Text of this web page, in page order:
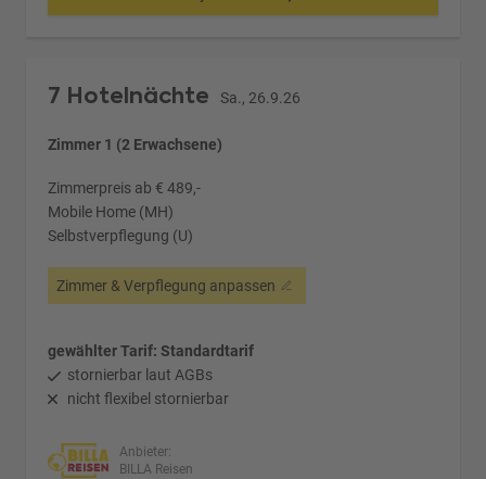
7 Hotelnächte Sa., 26.9.26
Zimmer 1 (2 Erwachsene)
Zimmerpreis ab € 489,-
Mobile Home (MH)
Selbstverpflegung (U)
Zimmer & Verpflegung anpassen
gewählter Tarif: Standardtarif
stornierbar laut AGBs
nicht flexibel stornierbar
Anbieter:
BILLA Reisen